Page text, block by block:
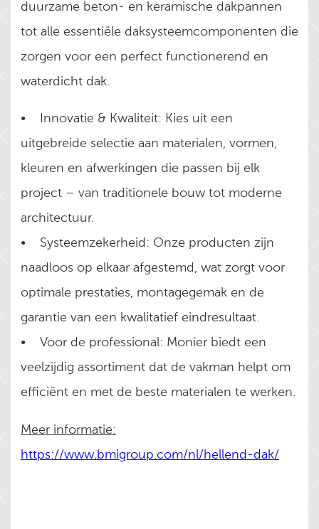
duurzame beton- en keramische dakpannen
tot alle essentiële daksysteemcomponenten die
zorgen voor een perfect functionerend en
waterdicht dak.
• Innovatie & Kwaliteit: Kies uit een
uitgebreide selectie aan materialen, vormen,
kleuren en afwerkingen die passen bij elk
project – van traditionele bouw tot moderne
architectuur.
• Systeemzekerheid: Onze producten zijn
naadloos op elkaar afgestemd, wat zorgt voor
optimale prestaties, montagegemak en de
garantie van een kwalitatief eindresultaat.
• Voor de professional: Monier biedt een
veelzijdig assortiment dat de vakman helpt om
efficiënt en met de beste materialen te werken.
Meer informatie:
https://www.bmigroup.com/nl/hellend-dak/